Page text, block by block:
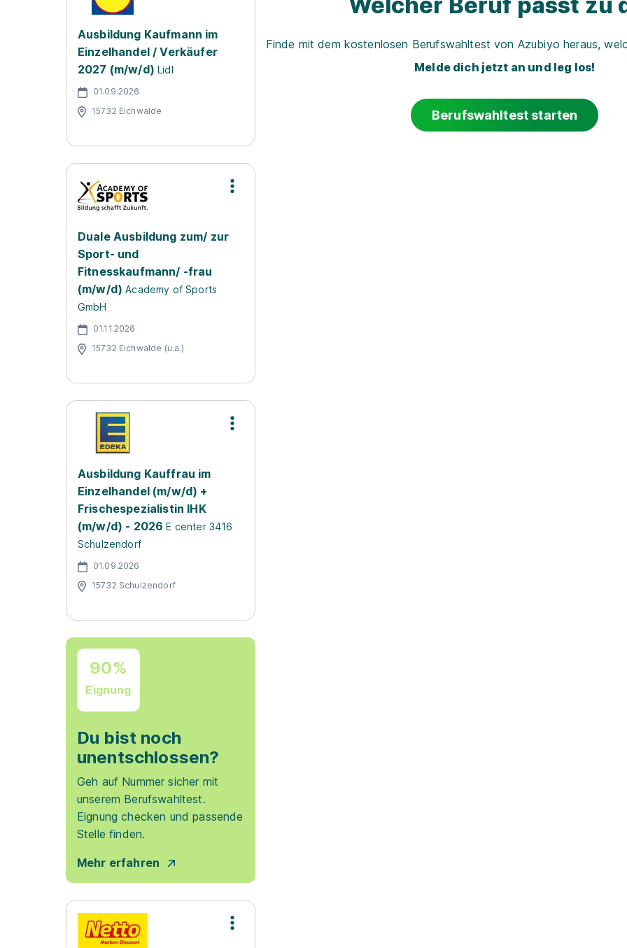
Ausbildung Kaufmann im
Einzelhandel / Verkäufer
2027 (m/w/d) Lidl
01.09.2026
15732 Eichwalde
Duale Ausbildung zum/ zur
Sport- und
Fitnesskaufmann/ -frau
(m/w/d) Academy of Sports
GmbH
01.11.2026
15732 Eichwalde (u.a.)
Ausbildung Kauffrau im
Einzelhandel (m/w/d) +
Frischespezialistin IHK
(m/w/d) - 2026 E center 3416
Schulzendorf
01.09.2026
15732 Schulzendorf
90%
Eignung
Du bist noch
unentschlossen?
Geh auf Nummer sicher mit
unserem Berufswahltest.
Eignung checken und passende
Stelle finden.
Mehr erfahren
Finde mit dem kostenlosen Berufswahltest von Azubiyo heraus,
Melde dich jetzt an und leg los!
Berufswahltest starten